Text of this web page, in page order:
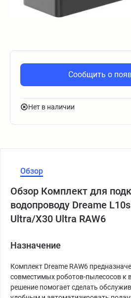
Сообщить о
Нет в наличии
Обзор
Обзор Комплект для
водопроводу Dreame
Ultra/X30 Ultra RAW6
Назначение
Комплект Dreame RAW6
совместимых роботов-пылесосов к
решение помогает сделать